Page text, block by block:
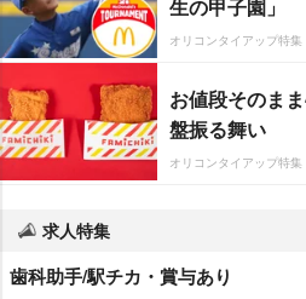
生の甲子園」
オリコンタイアップ特集
お値段そのま
盤振る舞い
オリコンタイアップ特集
求人特集
歯科助手/駅チカ・賞与あり